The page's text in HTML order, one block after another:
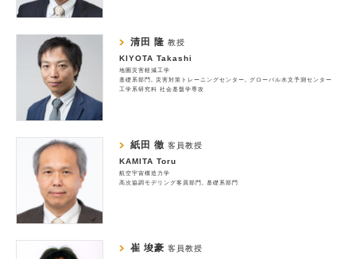
清田 隆 教授
KIYOTA Takashi
地圏災害軽減工学
基礎系部門
災害対策トレーニングセンター
グローバル水文予測センター
工学系研究科 社会基盤学専攻
紙田 徹 客員教授
KAMITA Toru
航空宇宙構造力学
高次協調モデリング客員部門
基礎系部門
崔 埈豪 客員教授